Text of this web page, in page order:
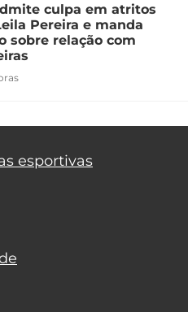
culpa em atritos
Pereira e manda
sobre relação com